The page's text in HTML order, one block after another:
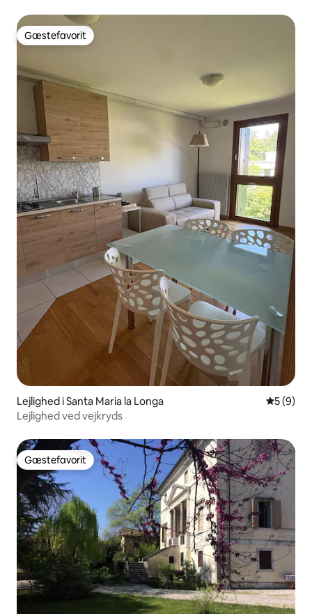
Gæstefavorit
Gæstefavorit
Lejlighed i Santa Maria la Longa 5 ud af 5
5 (9)
Lejlighed ved vejkryds
Gæstefavorit
Gæstefavorit